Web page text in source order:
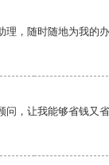
理，随时随地为我的办
，让我能够省钱又省